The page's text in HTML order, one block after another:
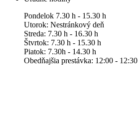
Pondelok 7.30 h - 15.30 h
Utorok: Nestránkový deň
Streda: 7.30 h - 16.30 h
Štvrtok: 7.30 h - 15.30 h
Piatok: 7.30h - 14.30 h
Obedňajšia prestávka: 12:00 - 12:30